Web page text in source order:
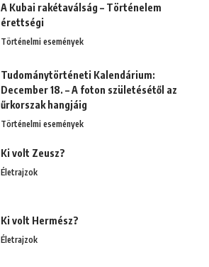
A Kubai rakétaválság – Történelem
érettségi
Történelmi események
Tudománytörténeti Kalendárium:
December 18. – A foton születésétől az
űrkorszak hangjáig
Történelmi események
Ki volt Zeusz?
Életrajzok
Ki volt Hermész?
Életrajzok